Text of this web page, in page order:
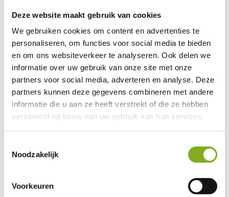
Deze website maakt gebruik van cookies
We gebruiken cookies om content en advertenties te
personaliseren, om functies voor social media te bieden
en om ons websiteverkeer te analyseren. Ook delen we
informatie over uw gebruik van onze site met onze
partners voor social media, adverteren en analyse. Deze
partners kunnen deze gegevens combineren met andere
informatie die u aan ze heeft verstrekt of die ze hebben
verzameld op basis van uw gebruik van hun services.
Noodzakelijk
Voorkeuren
Czego oczekujemy
Wat verwachten wij van jou?
Show more
O firmie
Onze klant in Zoutkamp is een toonaangevende speler in
innovatieve benadering en streven naar topkwaliteit in alles
wat ze doen. Het team werkt samen in een dynamische
Onze klant biedt volop kansen voor persoonlijke